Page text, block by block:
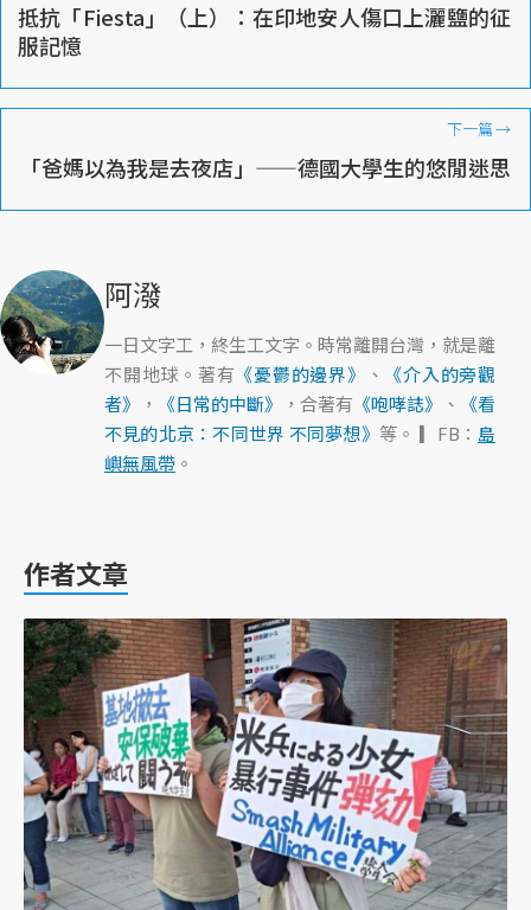
抵抗「Fiesta」（上）：在印地安人傷口上灑鹽的征
服記憶
下一篇→
「爸媽以為我是去夜店」——德國大學生的悠閒迷思
阿潑
一日文字工，終生工文字。時常離開台灣，就是離
不開地球。著有 《憂鬱的邊界》 、
《介入的旁觀
者》
， 《日常的中斷》 ，合著有 《咆哮誌》 、
《看
不見的北京：不同世界 不同夢想》 等。 ▎FB： 島
嶼無風帶 。
作者文章